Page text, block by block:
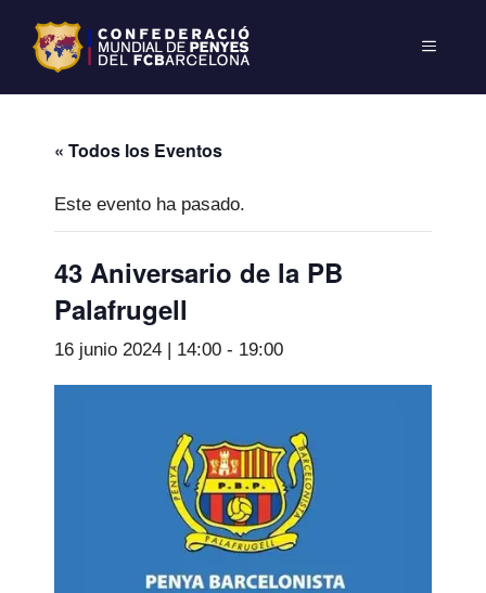
« Todos los Eventos
Este evento ha pasado.
43 Aniversario de la PB
Palafrugell
16 junio 2024 | 14:00 - 19:00